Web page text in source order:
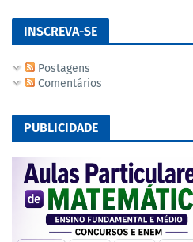
INSCREVA-SE
Postagens
Comentários
PUBLICIDADE